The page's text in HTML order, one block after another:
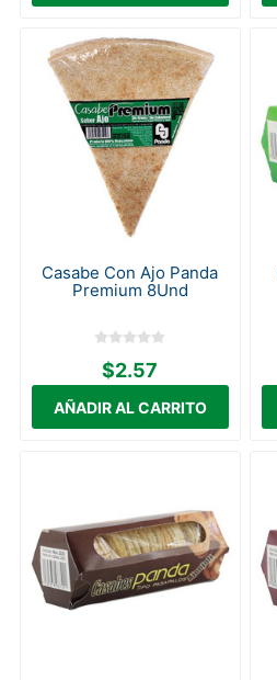
Casabe Con Ajo Panda
Premium 8Und
$2.57